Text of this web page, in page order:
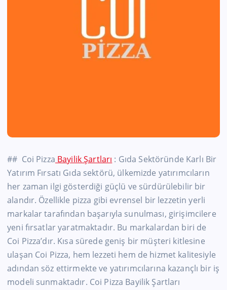
## Coi Pizza Bayilik Şartları : Gıda Sektöründe Karlı Bir
Yatırım Fırsatı Gıda sektörü, ülkemizde yatırımcıların
her zaman ilgi gösterdiği güçlü ve sürdürülebilir bir
alandır. Özellikle pizza gibi evrensel bir lezzetin yerli
markalar tarafından başarıyla sunulması, girişimcilere
yeni fırsatlar yaratmaktadır. Bu markalardan biri de
Coi Pizza’dır. Kısa sürede geniş bir müşteri kitlesine
ulaşan Coi Pizza, hem lezzeti hem de hizmet kalitesiyle
adından söz ettirmekte ve yatırımcılarına kazançlı bir iş
modeli sunmaktadır. Coi Pizza Bayilik Şartları